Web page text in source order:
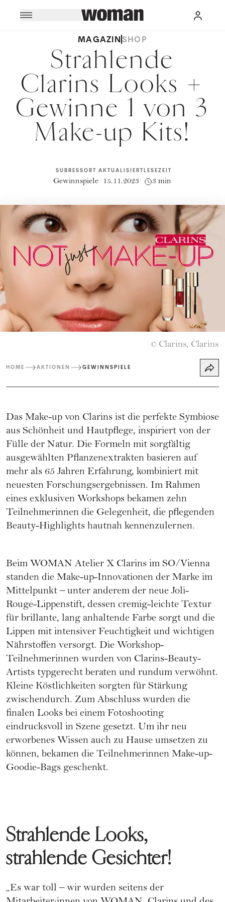
MAGAZINSHOP
Strahlende
Clarins Looks +
Gewinne 1 von 3
Make-up Kits!
SUBRESSORT
Gewinnspiele
AKTUALISIERT
15.11.2023
LESEZEIT
3 min
© Clarins, Clarins
HOME AKTIONEN GEWINNSPIELE
Das Make-up von Clarins ist die perfekte Symbiose
aus Schönheit und Hautpflege, inspiriert von der
Fülle der Natur. Die Formeln mit sorgfältig
ausgewählten Pflanzen­extrakten basieren auf
mehr als 65 Jahren Erfahrung, kombiniert mit
neuesten Forschungsergebnissen. Im Rahmen
eines exklusiven Workshops bekamen zehn
Teilnehmerinnen die Gelegenheit, die pflegenden
Beauty-Highlights hautnah kennenzulernen.
Beim WOMAN Atelier X Clarins im SO/Vienna
standen die Make-up-Innovationen der Marke im
Mittelpunkt – unter anderem der neue Joli-
Rouge-Lippenstift, dessen cremig-leichte Textur
für brillante, lang anhaltende Farbe sorgt und die
Lippen mit intensiver Feuchtigkeit und wichtigen
Nährstoffen versorgt. Die Workshop-
Teilnehmerinnen wurden von Clarins-Beauty-
Artists typgerecht beraten und rundum verwöhnt.
Kleine Köstlichkeiten sorgten für Stärkung
zwischendurch. Zum Abschluss wurden die
finalen Looks bei einem Fotoshooting
eindrucksvoll in Szene gesetzt. Um ihr neu
erworbenes Wissen auch zu Hause umsetzen zu
können, bekamen die Teilnehme­rinnen Make-up-
Goodie-Bags geschenkt.
Strahlende Looks,
strahlende Gesichter!
„Es war toll – wir wurden seitens der